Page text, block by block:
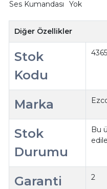
Ses Kumandası
Yok
Diğer Özellikler
Stok
Kodu
Marka
Stok
Durumu
Bu
Garanti
2